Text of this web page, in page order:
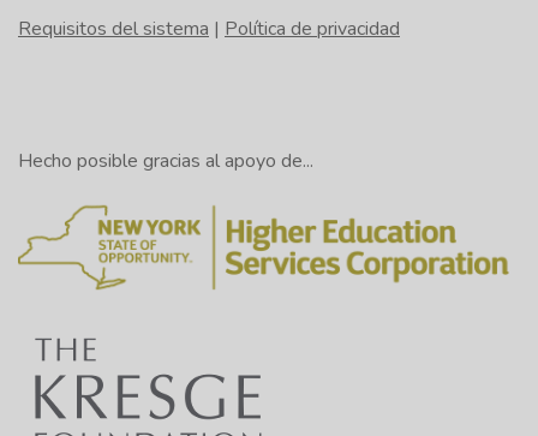
Requisitos del sistema | Política de privacidad
Hecho posible gracias al apoyo de...